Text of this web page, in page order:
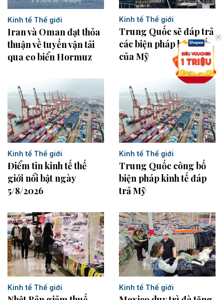
Kinh tế Thế giới
Iran và Oman đạt thỏa
thuận về tuyến vận tải
qua eo biển Hormuz
Kinh tế Thế giới
Trung Quốc sẽ đáp trả
các biện pháp hạn chế
của Mỹ
Kinh tế Thế giới
Điểm tin kinh tế thế
giới nổi bật ngày
5/8/2026
Kinh tế Thế giới
Trung Quốc công bố
biện pháp kinh tế đáp
trả Mỹ
Kinh tế Thế giới Kinh tế Thế giới